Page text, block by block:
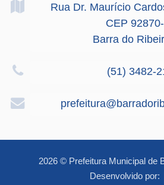
Rua Dr. Maurício
CEP
Barra do
(51) 3482-
2026 © Prefeitura Municipal de
Desenvolvido por: